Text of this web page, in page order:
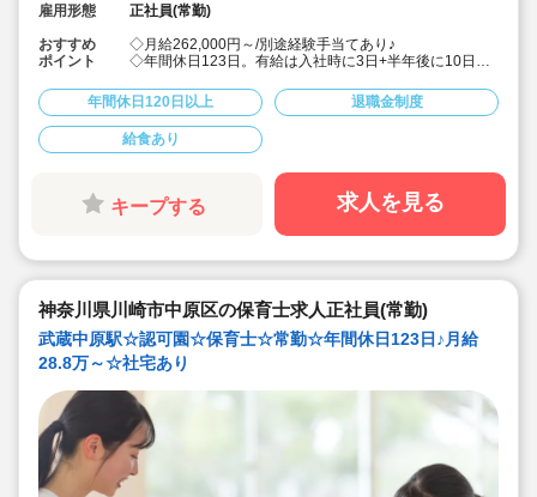
雇用形態
正社員(常勤)
おすすめ
ポイント
◇月給262,000円～/別途経験手当てあり♪
◇年間休日123日。有給は入社時に3日+半年後に10日付
◇借り上げ社宅制度あり！(敷金礼金なし)
◇介護休暇・産前産後休暇・育児休暇の取得率100％！
復帰率も83％♪
◇男性保育士も数多く活躍中の法人です！
どもたち一人ひとりに寄り添う保育を行っています。
◇各種研修を無理なく実施しているので、ブランクある
方や未経験の方も安心。主任や園長を目指す方のサポー
年間休日120日以上 退職金制度
給食あり
キープする 求人を見る
神奈川県川崎市中原区の保育士求人正社員(常勤)
武蔵中原駅☆認可園☆保育士☆常勤☆年間休日123日♪月給
28.8万～☆社宅あり